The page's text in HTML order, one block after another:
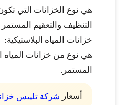
هي نوع الخزانات التي
التنظيف والتعقيم
خزانات المياه البلاستيكية:
هي نوع من خزانات المياه
المستمر.
أسعار شركة تلييس